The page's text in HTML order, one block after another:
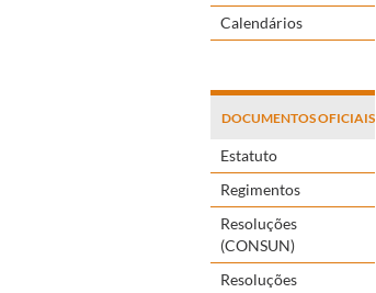
Calendários
DOCUMENTOS OFICIAIS
Estatuto
Regimentos
Resoluções
(CONSUN)
Resoluções